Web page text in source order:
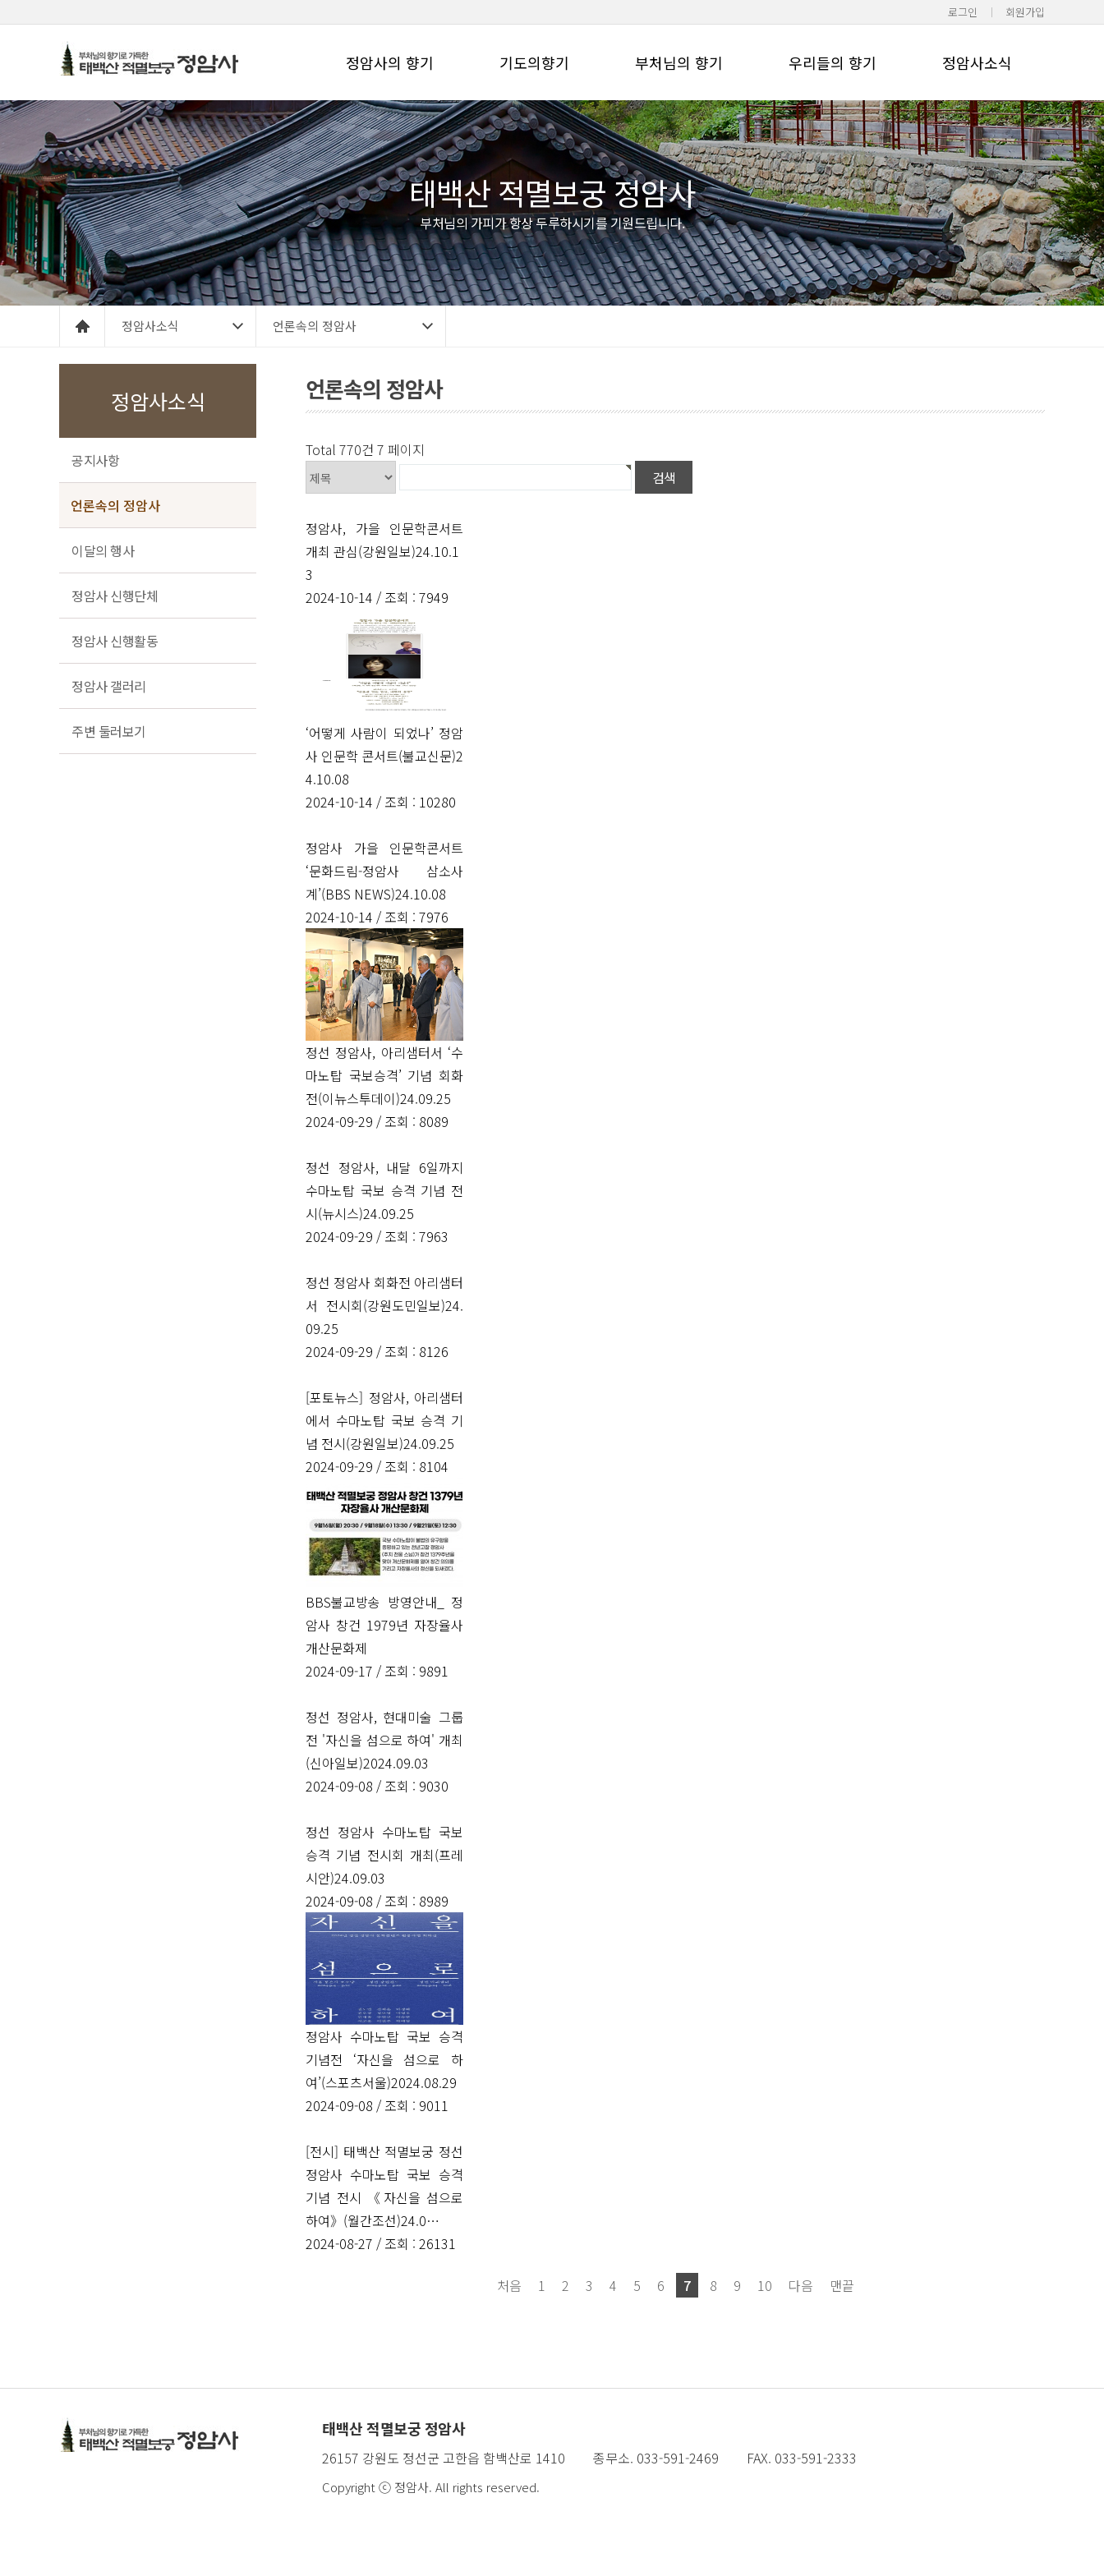
로그인 회원가입
정암사의 향기 기도의향기 부처님의 향기 우리들의 향기 정암사소식
태백산 적멸보궁 정암사
부처님의 가피가 항상 두루하시기를 기원드립니다.
정암사소식 언론속의 정암사
정암사소식
공지사항
언론속의 정암사
이달의 행사
정암사 신행단체
정암사 신행활동
정암사 갤러리
주변 둘러보기
언론속의 정암사
Total 770건 7 페이지
정암사, 가을 인문학콘서트
개최 관심(강원일보)24.10.1
3
2024-10-14 / 조회 : 7949
‘어떻게 사람이 되었나’ 정암
사 인문학 콘서트(불교신문)2
4.10.08
2024-10-14 / 조회 : 10280
정암사 가을 인문학콘서트
‘문화드림-정암사 삼소사
계’(BBS NEWS)24.10.08
2024-10-14 / 조회 : 7976
정선 정암사, 아리샘터서 ‘수
마노탑 국보승격’ 기념 회화
전(이뉴스투데이)24.09.25
2024-09-29 / 조회 : 8089
정선 정암사, 내달 6일까지
수마노탑 국보 승격 기념 전
시(뉴시스)24.09.25
2024-09-29 / 조회 : 7963
정선 정암사 회화전 아리샘터
서 전시회(강원도민일보)24.
09.25
2024-09-29 / 조회 : 8126
[포토뉴스] 정암사, 아리샘터
에서 수마노탑 국보 승격 기
념 전시(강원일보)24.09.25
2024-09-29 / 조회 : 8104
BBS불교방송 방영안내_ 정
암사 창건 1979년 자장율사
개산문화제
2024-09-17 / 조회 : 9891
정선 정암사, 현대미술 그룹
전 '자신을 섬으로 하여' 개최
(신아일보)2024.09.03
2024-09-08 / 조회 : 9030
정선 정암사 수마노탑 국보
승격 기념 전시회 개최(프레
시안)24.09.03
2024-09-08 / 조회 : 8989
정암사 수마노탑 국보 승격
기념전 ‘자신을 섬으로 하
여’(스포츠서울)2024.08.29
2024-09-08 / 조회 : 9011
[전시] 태백산 적멸보궁 정선
정암사 수마노탑 국보 승격
기념 전시 《자신을 섬으로
하여》(월간조선)24.0…
2024-08-27 / 조회 : 26131
처음 1 2 3 4 5 6 7 8 9 10 다음 맨끝
태백산 적멸보궁 정암사
26157 강원도 정선군 고한읍 함백산로 1410 종무소. 033-591-2469 FAX. 033-591-2333
Copyright ⓒ 정암사. All rights reserved.